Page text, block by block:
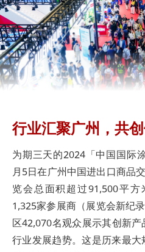
行业汇聚广州，共
为期三天的2024「中国国际
月5日在广州中国进出口商品
览会总面积超过91,500平
1,325家参展商（展览会新纪
区42,070名观众展示其创新
行业发展趋势。这是历来最